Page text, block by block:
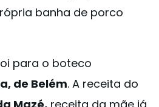
banha de porco
para o boteco
de Belém. A receita do